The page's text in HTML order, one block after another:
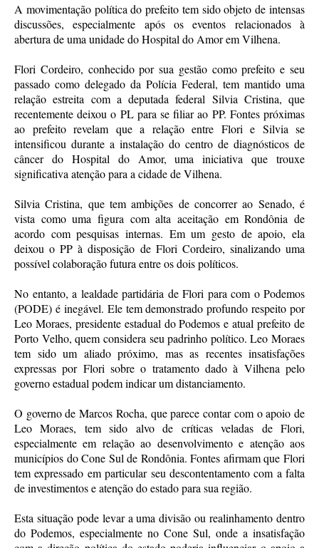
A movimentação política do prefeito tem sido objeto de intensas
discussões, especialmente após os eventos relacionados à
abertura de uma unidade do Hospital do Amor em Vilhena.
Flori Cordeiro, conhecido por sua gestão como prefeito e seu
passado como delegado da Polícia Federal, tem mantido uma
relação estreita com a deputada federal Silvia Cristina, que
recentemente deixou o PL para se filiar ao PP. Fontes próximas
ao prefeito revelam que a relação entre Flori e Silvia se
intensificou durante a instalação do centro de diagnósticos de
câncer do Hospital do Amor, uma iniciativa que trouxe
significativa atenção para a cidade de Vilhena.
Silvia Cristina, que tem ambições de concorrer ao Senado, é
vista como uma figura com alta aceitação em Rondônia de
acordo com pesquisas internas. Em um gesto de apoio, ela
deixou o PP à disposição de Flori Cordeiro, sinalizando uma
possível colaboração futura entre os dois políticos.
No entanto, a lealdade partidária de Flori para com o Podemos
(PODE) é inegável. Ele tem demonstrado profundo respeito por
Leo Moraes, presidente estadual do Podemos e atual prefeito de
Porto Velho, quem considera seu padrinho político. Leo Moraes
tem sido um aliado próximo, mas as recentes insatisfações
expressas por Flori sobre o tratamento dado à Vilhena pelo
governo estadual podem indicar um distanciamento.
O governo de Marcos Rocha, que parece contar com o apoio de
Leo Moraes, tem sido alvo de críticas veladas de Flori,
especialmente em relação ao desenvolvimento e atenção aos
municípios do Cone Sul de Rondônia. Fontes afirmam que Flori
tem expressado em particular seu descontentamento com a falta
de investimentos e atenção do estado para sua região.
Esta situação pode levar a uma divisão ou realinhamento dentro
do Podemos, especialmente no Cone Sul, onde a insatisfação